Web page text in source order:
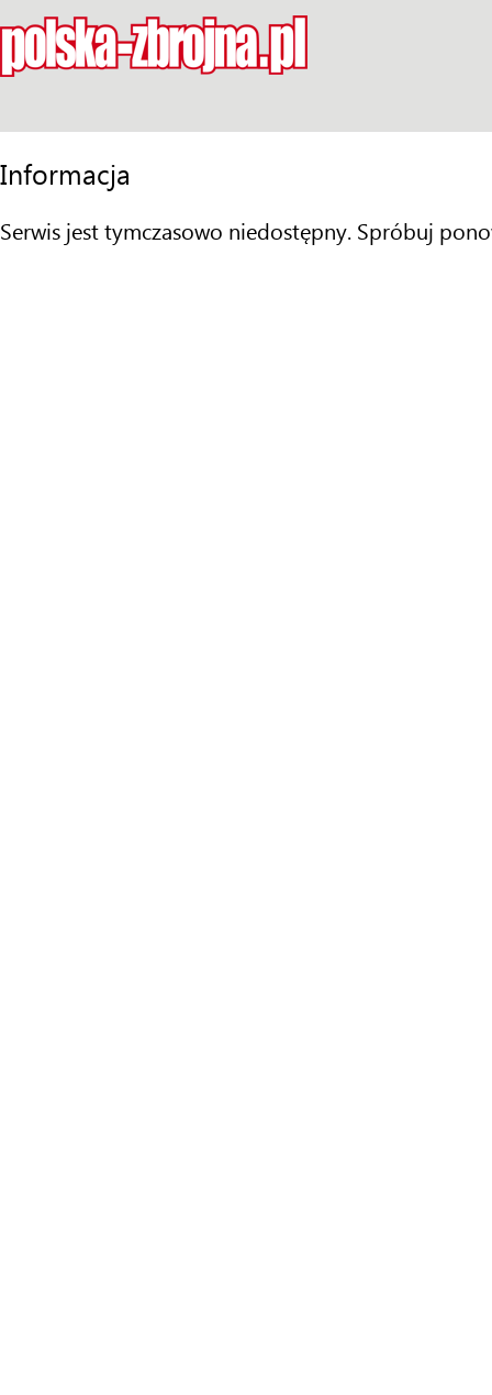
Informacja
Serwis jest tymczasowo niedostępny. Spróbuj